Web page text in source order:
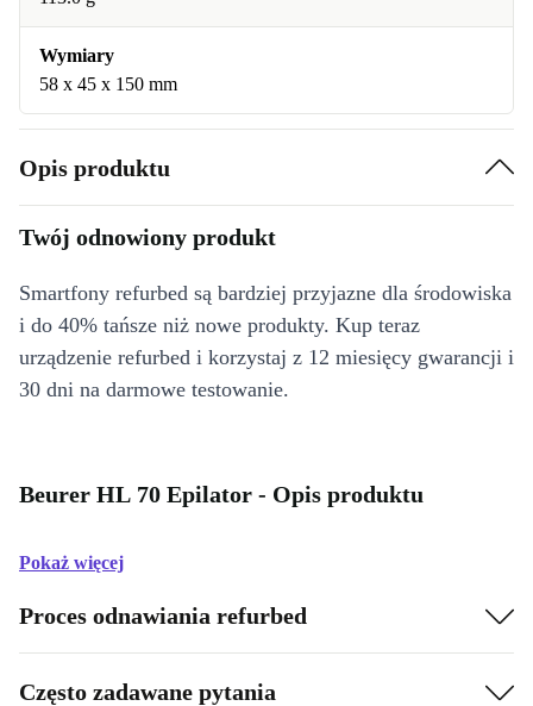
Wymiary
58 x 45 x 150 mm
Opis produktu
Twój odnowiony produkt
Smartfony refurbed są bardziej przyjazne dla środowiska
i do 40% tańsze niż nowe produkty. Kup teraz
urządzenie refurbed i korzystaj z 12 miesięcy gwarancji i
30 dni na darmowe testowanie.
Beurer HL 70 Epilator - Opis produktu
Pokaż więcej
Proces odnawiania refurbed
Często zadawane pytania